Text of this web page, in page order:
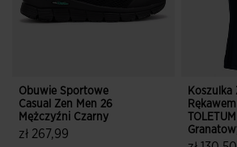
Obuwie Sportowe
Casual Zen Men 26
Mężczyźni Czarny
zł 267,99
Koszulka